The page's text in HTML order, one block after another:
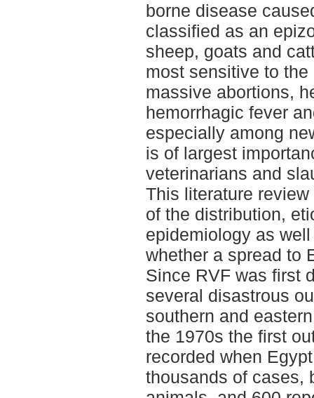
borne disease
classified as an
sheep, goats and
most sensitive to
massive abortions,
hemorrhagic fever
especially among
is of largest
veterinarians and
This literature
of the distribution,
epidemiology as
whether a spread to
Since RVF was first
several disastrous
southern and
the 1970s the first
recorded when
thousands of cases,